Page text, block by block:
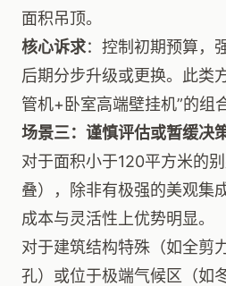
面积吊顶。
核心诉求：控制初期预算，
后期分步升级或更换。此类
管机+卧室高端壁挂机”的组
场景三：谨慎评估或暂缓决
对于面积小于120平方米的
叠），除非有极强的美观集
成本与灵活性上优势明显。
对于建筑结构特殊（如全剪
孔）或位于极端气候区（如